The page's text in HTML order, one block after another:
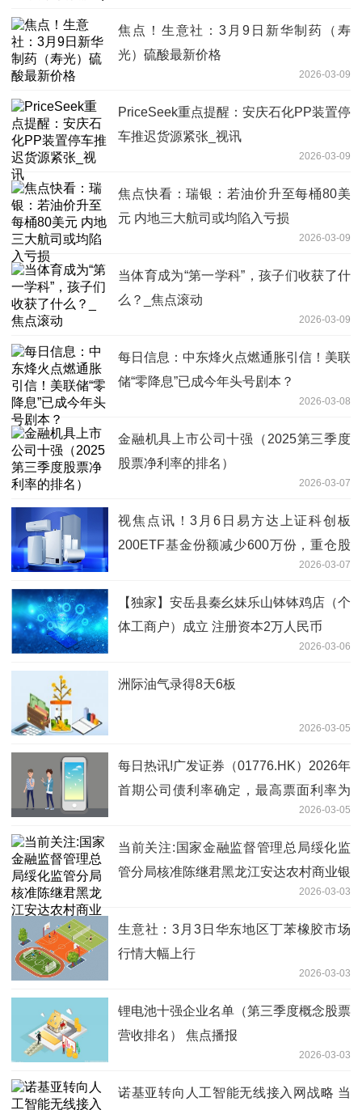
焦点！生意社：3月9日新华制药（寿
光）硫酸最新价格
2026-03-09
PriceSeek重点提醒：安庆石化PP装置停
车推迟货源紧张_视讯
2026-03-09
焦点快看：瑞银：若油价升至每桶80美
元 内地三大航司或均陷入亏损
2026-03-09
当体育成为“第一学科”，孩子们收获了什
么？_焦点滚动
2026-03-09
每日信息：中东烽火点燃通胀引信！美联
储“零降息”已成今年头号剧本？
2026-03-08
金融机具上市公司十强（2025第三季度
股票净利率的排名）
2026-03-07
视焦点讯！3月6日易方达上证科创板
200ETF基金份额减少600万份，重仓股
2026-03-07
【独家】安岳县秦幺妹乐山钵钵鸡店（个
体工商户）成立 注册资本2万人民币
2026-03-06
洲际油气录得8天6板
2026-03-05
每日热讯!广发证券（01776.HK）2026年
首期公司债利率确定，最高票面利率为
2026-03-05
当前关注:国家金融监督管理总局绥化监
管分局核准陈继君黑龙江安达农村商业银
2026-03-03
生意社：3月3日华东地区丁苯橡胶市场
行情大幅上行
2026-03-03
锂电池十强企业名单（第三季度概念股票
营收排名） 焦点播报
2026-03-03
诺基亚转向人工智能无线接入网战略 当